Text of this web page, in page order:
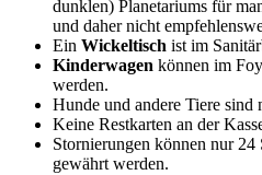
dunklen) Planetariums für
und daher nicht
Ein Wickeltisch ist im
Kinderwagen können im
werden.
Hunde und andere Tiere sind
Keine Restkarten an der
Stornierungen können nur
gewährt werden.